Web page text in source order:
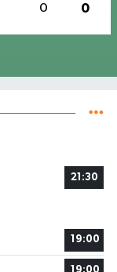
0 0
21:30
19:00
19:00